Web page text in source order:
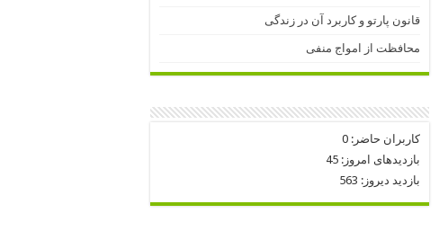
قانون پارتو و کاربرد آن در زندگی
محافظت از امواج منفی
کاربران حاضر: 0
بازدیدهای امروز: 45
بازدید دیروز: 563